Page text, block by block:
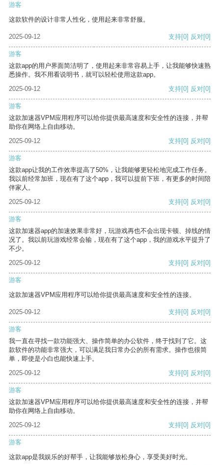
游客
这款软件的设计非常人性化，使用起来非常舒服。
2025-09-12 支持[0] 反对[0]
游客
这款app的用户界面简洁明了，使用起来非常容易上手，让我能够快速熟
悉操作。我不用看说明书，就可以轻松使用这款app。
2025-09-12
支持[0] 反对[0]
游客
这款加速器VPM应用程序可以给你提供最高速度和安全性的连接，并帮
助你在网络上自由移动。
2025-09-12
支持[0] 反对[0]
游客
这款app让我的工作效率提高了50%，让我能够更轻松地完成工作任务。
我以前经常加班，现在有了这个app，我可以提前下班，有更多的时间陪
伴家人。
2025-09-12
支持[0] 反对[0]
游客
这款加速器app的加速效果非常好，玩游戏再也不会出现卡顿、掉线的情
况了。我以前玩游戏经常会输，现在有了这个app，我的游戏水平提升了
不少。
2025-09-12
支持[0] 反对[0]
游客
这款加速器VPM应用程序可以给你提供最高速度和安全性的连接。
2025-09-12 支持[0] 反对[0]
游客
我一直在寻找一款功能强大、操作简单的办公软件，终于找到了它。这
款软件的功能非常强大，可以满足我日常办公的所有需求。操作也很简
单，即使是小白也能快速上手。
2025-09-12
支持[0] 反对[0]
游客
这款加速器VPM应用程序可以给你提供最高速度和安全性的连接，并帮
助你在网络上自由移动。
2025-09-12
支持[0] 反对[0]
游客
这款app是我娱乐的好帮手，让我能够放松身心，享受美好时光。